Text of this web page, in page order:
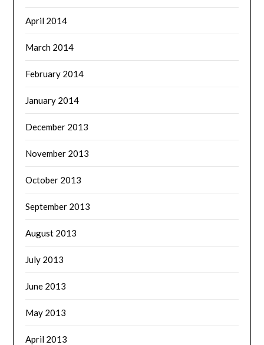
April 2014
March 2014
February 2014
January 2014
December 2013
November 2013
October 2013
September 2013
August 2013
July 2013
June 2013
May 2013
April 2013